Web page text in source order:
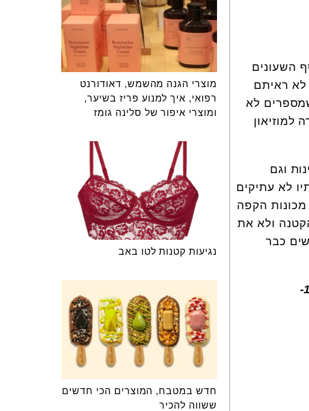
השעונים
לא ראיתם
לא
וגם
לא עתיקים
מכונות הקפה
ולא את
כבר
חמישי: 10:00-
מוצרי הגנה מהשמש, דאודורנט
רפואי, איך למנוע פריז בשיער,
ומוצרי איפור של סלינה גומז
נגיעות קטנות לטו באב
חדש במטבח, המוצרים הכי חדשים
ששווה להכיר